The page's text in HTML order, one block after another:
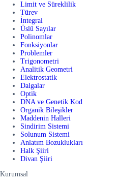
Limit ve Süreklilik
Türev
İntegral
Üslü Sayılar
Polinomlar
Fonksiyonlar
Problemler
Trigonometri
Analitik Geometri
Elektrostatik
Dalgalar
Optik
DNA ve Genetik Kod
Organik Bileşikler
Maddenin Halleri
Sindirim Sistemi
Solunum Sistemi
Anlatım Bozuklukları
Halk Şiiri
Divan Şiiri
Kurumsal